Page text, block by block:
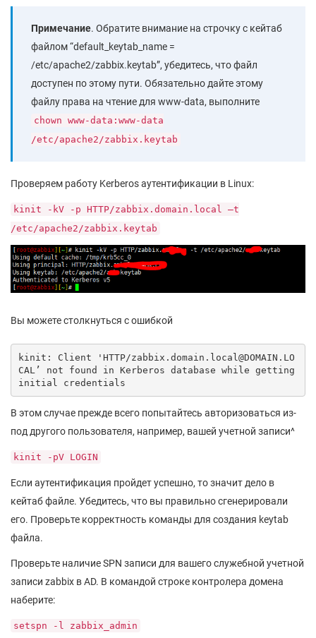
Примечание. Обратите внимание на строчку с кейтаб
файлом “default_keytab_name =
/etc/apache2/zabbix.keytab”, убедитесь, что файл
доступен по этому пути. Обязательно дайте этому
файлу права на чтение для www-data, выполните
chown www-data:www-data
/etc/apache2/zabbix.keytab
Проверяем работу Kerberos аутентификации в Linux:
kinit -kV -p HTTP/zabbix.domain.local –t
/etc/apache2/zabbix.keytab
Вы можете столкнуться с ошибкой
kinit: Client 'HTTP/zabbix.domain.local@DOMAIN.LO
CAL’ not found in Kerberos database while getting
initial credentials
В этом случае прежде всего попытайтесь авторизоваться из-
под другого пользователя, например, вашей учетной записи^
kinit -pV LOGIN
Если аутентификация пройдет успешно, то значит дело в
кейтаб файле. Убедитесь, что вы правильно сгенерировали
его. Проверьте корректность команды для создания keytab
файла.
Проверьте наличие SPN записи для вашего служебной учетной
записи zabbix в AD. В командой строке контролера домена
наберите:
setspn -l zabbix_admin